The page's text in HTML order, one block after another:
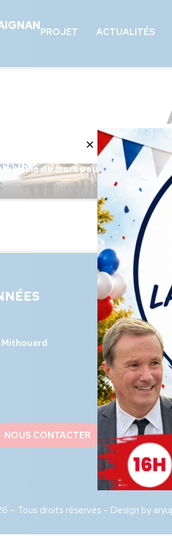
PROJET ACTUALITÉS
peine de mort pour les
Mithouard
NOUS CONTACTER
NDA
– Tous droits réservés – Design by